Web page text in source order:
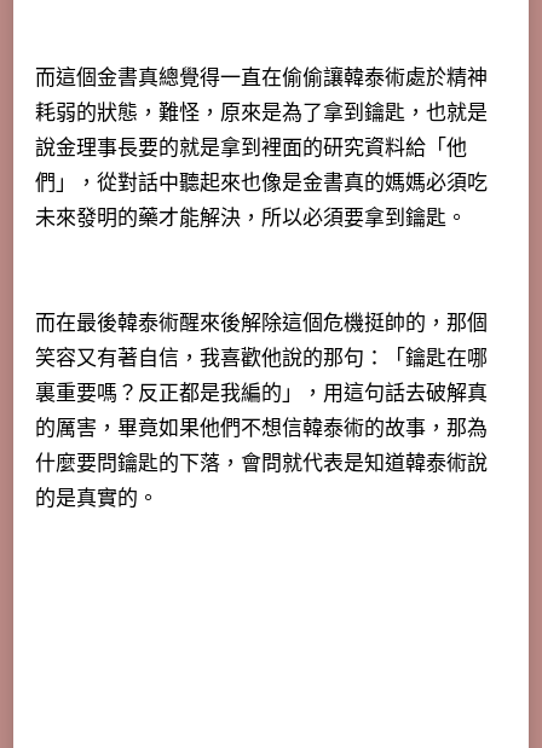
而這個金書真總覺得一直在偷偷讓韓泰術處於精神
耗弱的狀態，難怪，原來是為了拿到鑰匙，也就是
說金理事長要的就是拿到裡面的研究資料給「他
們」，從對話中聽起來也像是金書真的媽媽必須吃
未來發明的藥才能解決，所以必須要拿到鑰匙。
而在最後韓泰術醒來後解除這個危機挺帥的，那個
笑容又有著自信，我喜歡他說的那句：「鑰匙在哪
裏重要嗎？反正都是我編的」，用這句話去破解真
的厲害，畢竟如果他們不想信韓泰術的故事，那為
什麼要問鑰匙的下落，會問就代表是知道韓泰術說
的是真實的。